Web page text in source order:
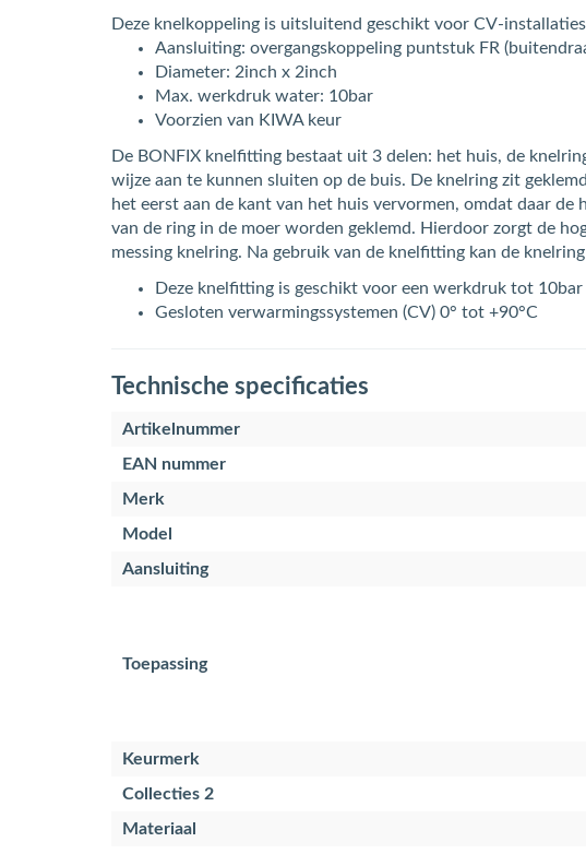
Deze knelkoppeling is uitsluitend geschikt voor CV-
Aansluiting: overgangskoppeling puntstuk FR
Diameter: 2inch x 2inch
Max. werkdruk water: 10bar
Voorzien van KIWA keur
De BONFIX knelfitting bestaat uit 3 delen: het huis, de
wijze aan te kunnen sluiten op de buis. De knelring zit
het eerst aan de kant van het huis vervormen, omdat daar
van de ring in de moer worden geklemd. Hierdoor zorgt de
messing knelring. Na gebruik van de knelfitting kan de
Deze knelfitting is geschikt voor een werkdruk tot 10bar
Gesloten verwarmingssystemen (CV) 0° tot +90°C
Technische specificaties
Artikelnummer
EAN nummer
Merk
Model
Aansluiting
Toepassing
Keurmerk
Collecties 2
Materiaal